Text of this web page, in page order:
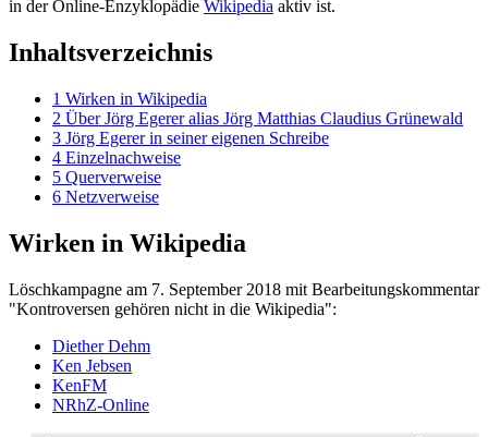
in der Online-Enzyklopädie Wikipedia aktiv ist.
Inhaltsverzeichnis
1 Wirken in Wikipedia
2 Über Jörg Egerer alias Jörg Matthias Claudius Grünewald
3 Jörg Egerer in seiner eigenen Schreibe
4 Einzelnachweise
5 Querverweise
6 Netzverweise
Wirken in Wikipedia
Löschkampagne am 7. September 2018 mit Bearbeitungskommentar
"Kontroversen gehören nicht in die Wikipedia":
Diether Dehm
Ken Jebsen
KenFM
NRhZ-Online